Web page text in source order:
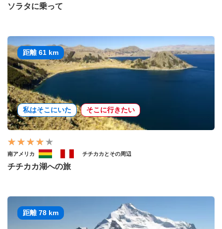
ソラタに乗って
距離 61 km
私はそこにいた そこに行きたい
南アメリカ チチカカとその周辺
チチカカ湖への旅
距離 78 km